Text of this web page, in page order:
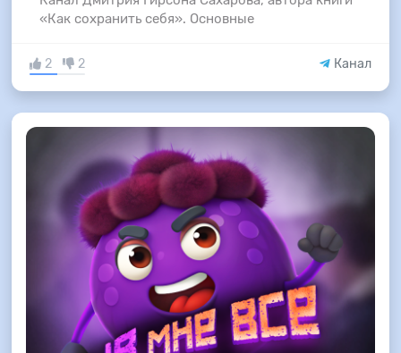
«Как сохранить себя». Основные
2 2 Канал